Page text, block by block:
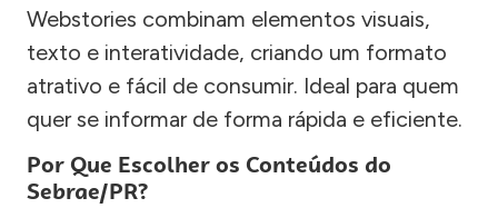
Webstories combinam elementos visuais,
texto e interatividade, criando um formato
atrativo e fácil de consumir. Ideal para quem
quer se informar de forma rápida e eficiente.
Por Que Escolher os Conteúdos do
Sebrae/PR?